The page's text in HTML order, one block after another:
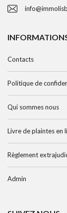
Contacts
Politique de
Qui sommes nous
Livre de plaintes en
Règlement
Admin